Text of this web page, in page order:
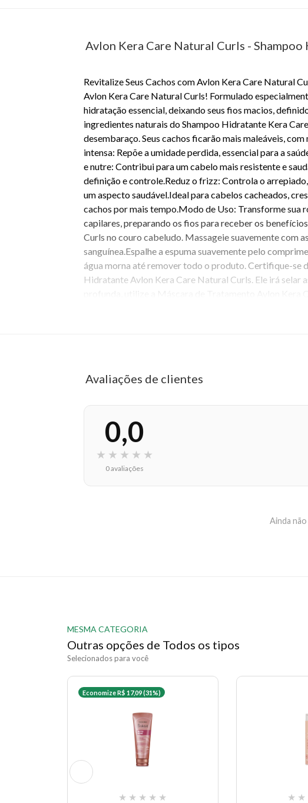
Avlon Kera Care Natural Curls -
Revitalize Seus Cachos com Avlon Kera Care Natural
Avlon Kera Care Natural Curls! Formulado
hidratação essencial, deixando seus fios macios,
ingredientes naturais do Shampoo Hidratante Kera
desembaraço. Seus cachos ficarão mais maleáveis,
intensa: Repõe a umidade perdida, essencial para a
e nutre: Contribui para um cabelo mais resistente e
definição e controle.Reduz o frizz: Controla o
um aspecto saudável.Ideal para cabelos cacheados,
cachos por mais tempo.Modo de Uso: Transforme sua
capilares, preparando os fios para receber os
Curls no couro cabeludo. Massageie suavemente com
sanguínea.Espalhe a espuma suavemente pelo
água morna até remover todo o produto. Certifique-se
Hidratante Avlon Kera Care Natural Curls. Ele irá selar
incrivelmente hidratados, definidos e cheios de
Avaliações de clientes
0,0
★ ★ ★ ★ ★
0 avaliações
Ainda
MESMA CATEGORIA
Outras opções de Todos os tipos
Selecionados para você
Economize R$ 17,09 (31%)
★ ★ ★ ★ ★ ★ ★